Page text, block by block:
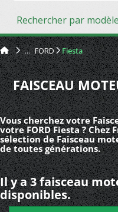
Rechercher par modèle
FORD Fiesta
FAISCEAU
Vous cherchez votre
votre FORD Fiesta ? Chez
sélection de Faisceau
de toutes générations.
Il y a 3 faisceau
disponibles.